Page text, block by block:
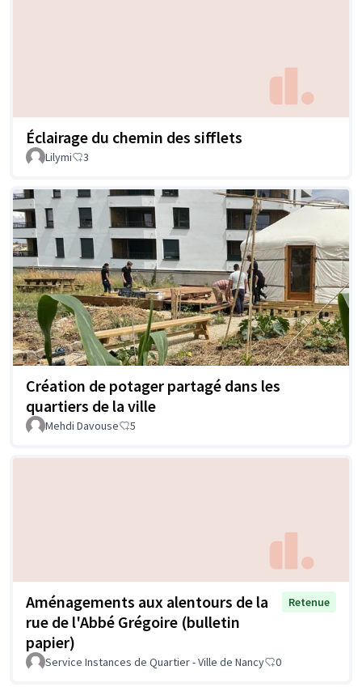
Éclairage du chemin des sifflets
Lilymi 3
Création de potager partagé dans les
quartiers de la ville
Mehdi Davouse 5
Aménagements aux alentours de la
rue de l'Abbé Grégoire (bulletin
papier)
Retenue
Service Instances de Quartier - Ville de Nancy 0